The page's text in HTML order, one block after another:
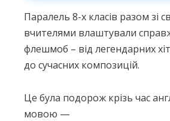
Паралель 8-х класів разом зі
вчителями влаштували
флешмоб – від легендарних
до сучасних композицій.
Це була подорож крізь час
мовою —